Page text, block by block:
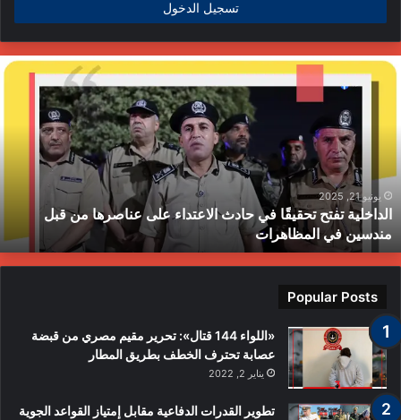
تسجيل الدخول
الداخلية
على
عناصرها
من
قبل
مندسين
في
المظاهرات
يونيو 21, 2025
الداخلية تفتح تحقيقًا في حادث الاعتداء على عناصرها من قبل
مندسين في المظاهرات
Popular Posts
«اللواء 144 قتال»: تحرير مقيم مصري من قبضة
عصابة تحترف الخطف بطريق المطار
يناير 2, 2022
تطوير القدرات الدفاعية مقابل إمتياز القواعد الجوية